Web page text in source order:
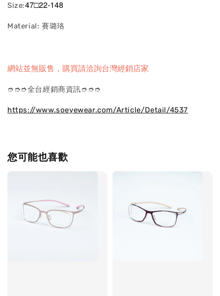
Size:47□22-148
Material: 賽璐珞
網站並無販售，購買請洽詢台灣經銷店家
➮➮➮全台經銷商資訊➮➮➮
https://www.soeyewear.com/Article/Detail/4537
您可能也喜歡